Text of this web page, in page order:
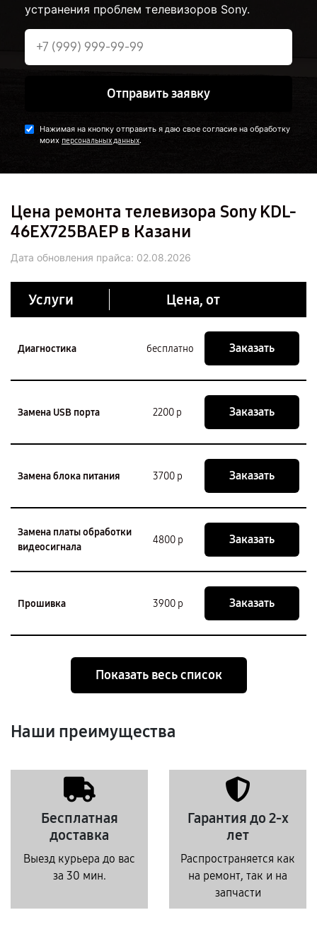
устранения проблем телевизоров Sony.
Отправить заявку
Нажимая на кнопку отправить я даю свое согласие на обработку
моих персональных данных.
Цена ремонта телевизора Sony KDL-
46EX725BAEP в Казани
Дата обновления прайса: 02.08.2026
Услуги Цена, от
Диагностика бесплатно Заказать
Замена USB порта 2200 р Заказать
Замена блока питания 3700 р Заказать
Замена платы обработки
видеосигнала
4800 р Заказать
Прошивка 3900 р Заказать
Показать весь список
Наши преимущества
Бесплатная
доставка
Выезд курьера до вас
за 30 мин.
Гарантия до 2-х
лет
Распространяется как
на ремонт, так и на
запчасти